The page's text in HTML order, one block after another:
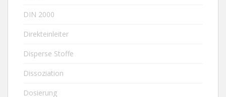
DIN 2000
Direkteinleiter
Disperse Stoffe
Dissoziation
Dosierung